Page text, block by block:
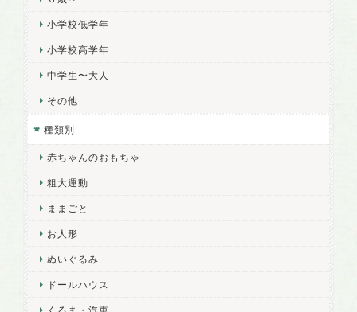
小学校低学年
小学校高学年
中学生〜大人
その他
種類別
赤ちゃんのおもちゃ
粗大運動
ままごと
お人形
ぬいぐるみ
ドールハウス